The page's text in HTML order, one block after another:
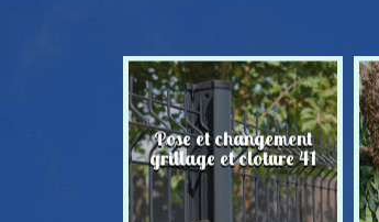
Pose et changement
grillage et cloture 41